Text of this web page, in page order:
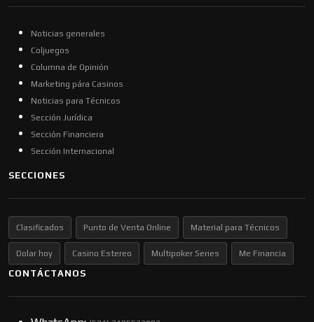
Noticias generales
Coljuegos
Columna de Opinión
Marketing pára Casinos
Noticias para Técnicos
Sección Jurídica
Sección Financiera
Sección Internacional
SECCIONES
Clasificados Punto de Venta Online Material para Técnicos
Dolar hoy Casino Estereo Multipoker Series Me Financia
CONTÁCTANOS